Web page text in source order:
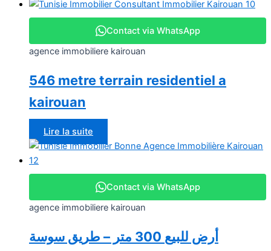
Contact via WhatsApp
agence immobiliere kairouan
546 metre terrain residentiel a
kairouan
Lire la suite
Contact via WhatsApp
agence immobiliere kairouan
أرض للبيع 300 متر – طريق سوسة